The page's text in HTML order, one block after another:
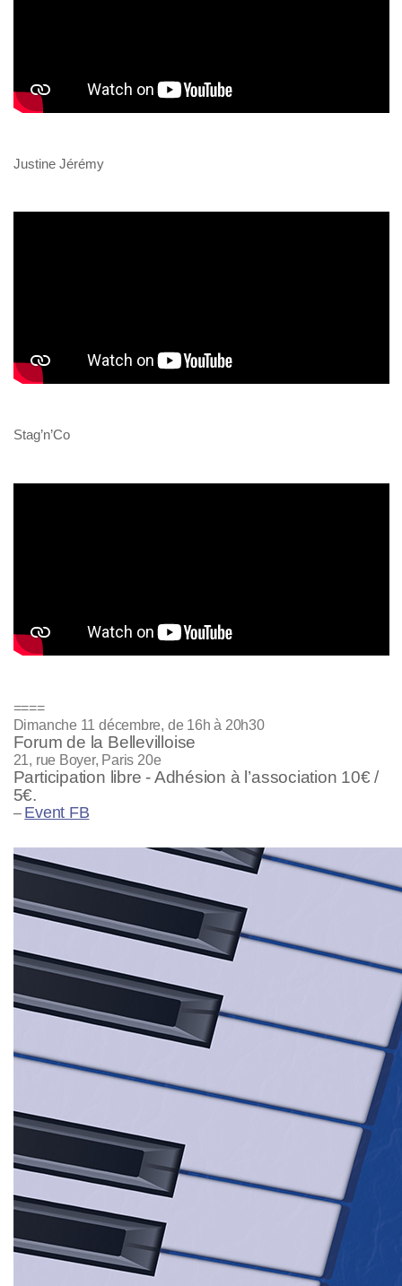
Justine Jérémy
Stag’n’Co
====
Dimanche 11 décembre, de 16h à 20h30
Forum de la Bellevilloise
21, rue Boyer, Paris 20e
Participation libre - Adhésion à l’association 10€ /
5€.
– Event FB